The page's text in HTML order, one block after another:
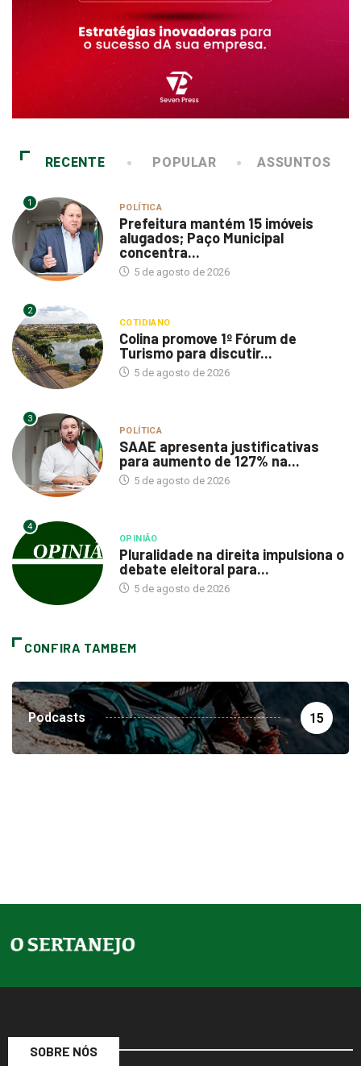
RECENTE POPULAR ASSUNTOS
1 POLÍTICA
Prefeitura mantém 15 imóveis
alugados; Paço Municipal
concentra...
5 de agosto de 2026
2
COTIDIANO
Colina promove 1º Fórum de
Turismo para discutir...
5 de agosto de 2026
3
POLÍTICA
SAAE apresenta justificativas
para aumento de 127% na...
5 de agosto de 2026
4
OPINIÃO
Pluralidade na direita impulsiona o
debate eleitoral para...
5 de agosto de 2026
CONFIRA TAMBEM
Podcasts 15
SOBRE NÓS